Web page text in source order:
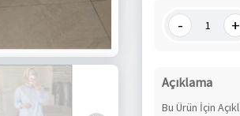
- +
Açıklama
Bu Ürün İçin